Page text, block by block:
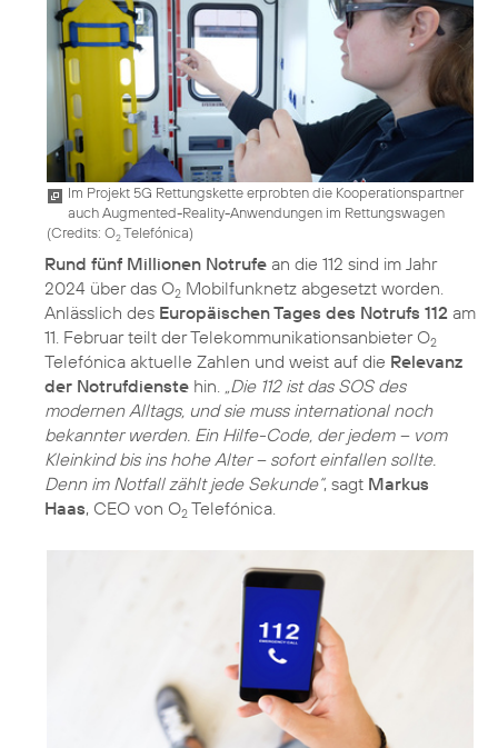
Im Projekt 5G Rettungskette erprobten die Kooperationspartner
auch Augmented-Reality-Anwendungen im Rettungswagen
(Credits: O2Telefónica)
Rund fünf Millionen Notrufe an die 112 sind im Jahr
2024 über das O2 Mobilfunknetz abgesetzt worden.
Anlässlich des Europäischen Tages des Notrufs 112 am
11. Februar teilt der Telekommunikationsanbieter O2
Telefónica aktuelle Zahlen und weist auf die Relevanz
der Notrufdienste hin.
„Die 112 ist das SOS des
modernen Alltags, und sie muss international noch
bekannter werden. Ein Hilfe-Code, der jedem – vom
Kleinkind bis ins hohe Alter – sofort einfallen sollte.
Denn im Notfall zählt jede Sekunde“, sagt Markus
Haas, CEO von O2 Telefónica.